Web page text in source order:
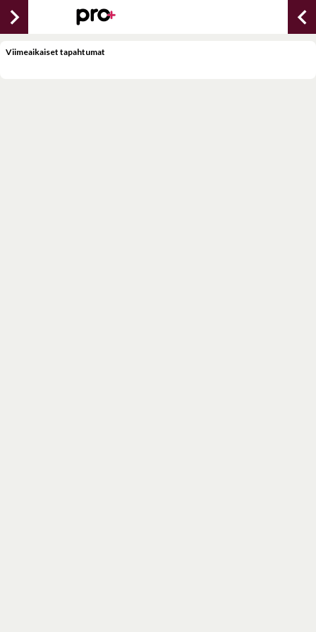
chevron_right chevron_left
Viimeaikaiset tapahtumat